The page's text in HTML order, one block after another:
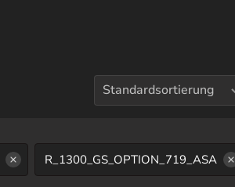
Sortierung auswählen
R_1300_GS_OPTION_719_ASA